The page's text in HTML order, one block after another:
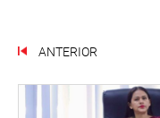
ANTERIOR